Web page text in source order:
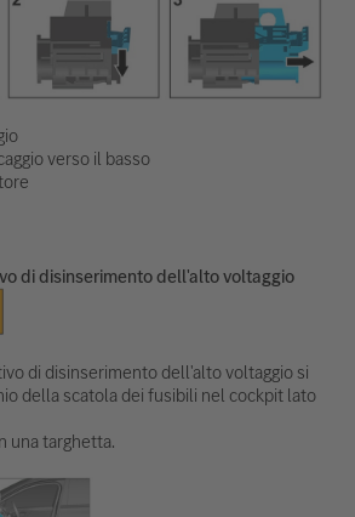
verso il basso
di disinserimento dell'alto voltaggio
di disinserimento dell'alto voltaggio si
della scatola dei fusibili nel cockpit lato
una targhetta.